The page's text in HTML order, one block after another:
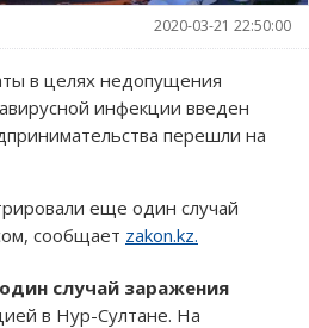
2020-03-21 22:50:00
в целях недопущения
инфекции введен
перешли на
еще один случай
сообщает zakon.kz.
случай заражения
в Нур-Султане. На